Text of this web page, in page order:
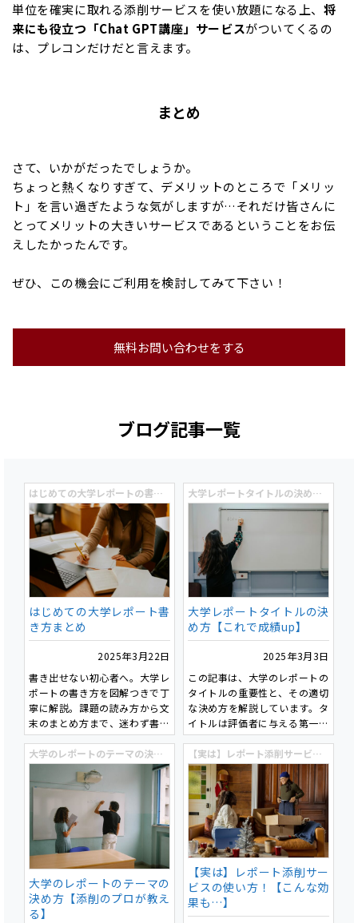
単位を確実に取れる添削サービスを使い放題になる上、将
来にも役立つ「Chat GPT講座」サービスがついてくるの
は、プレコンだけだと言えます。
まとめ
さて、いかがだったでしょうか。
ちょっと熱くなりすぎて、デメリットのところで「メリッ
ト」を言い過ぎたような気がしますが…それだけ皆さんに
とってメリットの大きいサービスであるということをお伝
えしたかったんです。
ぜひ、この機会にご利用を検討してみて下さい！
無料お問い合わせをする
ブログ記事一覧
はじめての大学レポートの書き方入門
はじめての大学レポート書
き方まとめ
2025年3月22日
書き出せない初心者へ。大学レ
ポートの書き方を図解つきで丁
寧に解説。課題の読み方から文
末のまとめ方まで、迷わず書け
る入門記事です。
大学レポートタイトルの決め方【これで成績up】
大学レポートタイトルの決
め方【これで成績up】
2025年3月3日
この記事は、大学のレポートの
タイトルの重要性と、その適切
な決め方を解説しています。タ
イトルは評価者に与える第一印
象を決定し、適切なものを設定
することで成績向上につながり
ます。具体性・簡潔さ・キーワ
ードの活用が重要であり、実践
的なタイトル作成の3ステップ
が紹介されています。また、タ
イトルの最終チェックポイント
を提示し、曖昧な表現の回避や
文字数の適切な調整が推奨され
ています。
大学のレポートのテーマの決め方【添削のプロが教える】
大学のレポートのテーマの
決め方【添削のプロが教え
る】
【実は】レポート添削サービスの使い方！【こんな効果も…】
【実は】レポート添削サー
ビスの使い方！【こんな効
果も…】